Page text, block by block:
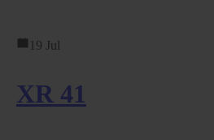
19 Jul
XR 41